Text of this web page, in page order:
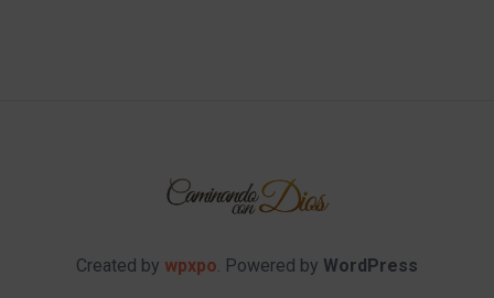
Created by wpxpo. Powered by WordPress